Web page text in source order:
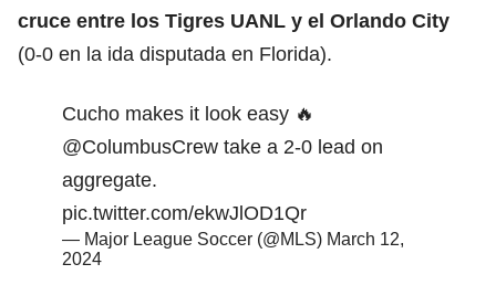
cruce entre los Tigres UANL y el Orlando City
(0-0 en la ida disputada en Florida).
Cucho makes it look easy 🔥
@ColumbusCrew take a 2-0 lead on
aggregate.
pic.twitter.com/ekwJlOD1Qr
— Major League Soccer (@MLS) March 12,
2024